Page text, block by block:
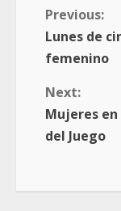
Previous:
Lunes de
femenino
Next:
Mujeres
del Juego